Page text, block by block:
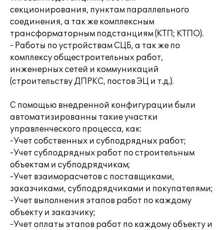
секционирования‚ пунктам параллельного
соединения‚ а так же комплексным
трансформаторным подстанциям (КТП; КТПО).
- Работы по устройствам СЦБ‚ а так же по
комплексу общестроительных работ‚
инженерных сетей и коммуникаций
(строительству ДПРКС‚ постов ЭЦ и т.д.).
С помощью внедренной конфигурации были
автоматизированны такие участки
управленческого процесса, как:
-Учет собственных и субподрядных работ;
-Учет субподрядных работ по строительным
объектам и субподрядчикам;
-Учет взаиморасчетов с поставщиками,
заказчиками, субподрядчиками и покупателями;
-Учет выполнения этапов работ по каждому
объекту и заказчику;
-Учет оплаты этапов работ по каждому объекту и